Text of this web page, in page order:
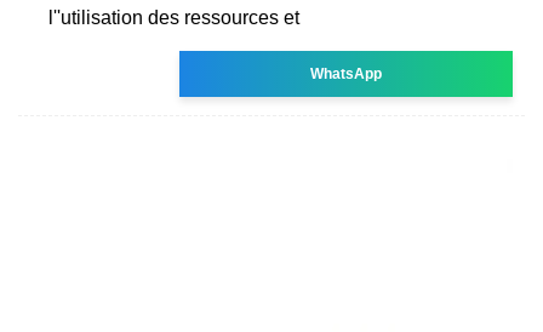
l''utilisation des ressources et
WhatsApp